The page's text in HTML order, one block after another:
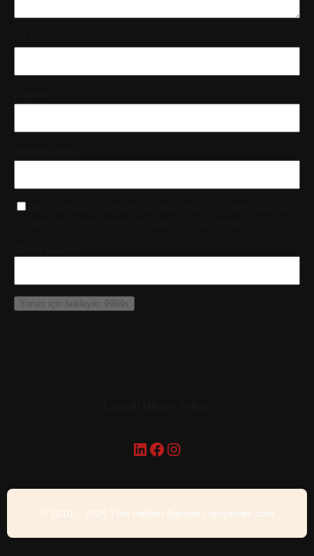
LinkedIn Facebook Instagram
© 2010 – 2026 Tüm Hakları Saklıdır | seryemek.com